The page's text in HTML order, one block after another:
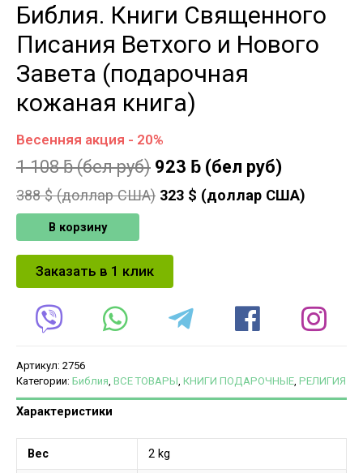
Библия. Книги Священного
Писания Ветхого и Нового
Завета (подарочная
кожаная книга)
Весенняя акция - 20%
1 108ƃ(бел руб) 923 ƃ (бел руб)
388$ (доллар США) 323 $ (доллар США)
В корзину
Заказать в 1 клик
Артикул: 2756
Категории: Библия ВСЕ ТОВАРЫ КНИГИ ПОДАРОЧНЫЕ РЕЛИГИЯ
Характеристики
Вес 2 kg